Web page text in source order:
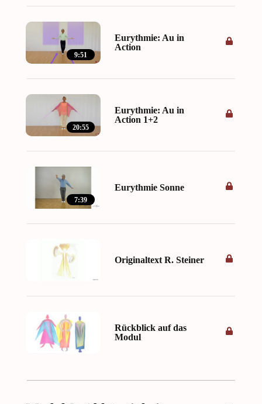
9:51
Eurythmie: Au in
Action
20:55
Eurythmie: Au in
Action 1+2
7:39
Eurythmie Sonne
Originaltext R. Steiner
Rückblick auf das
Modul